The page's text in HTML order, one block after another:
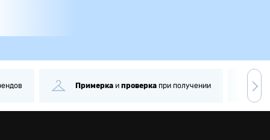
Примерка и проверка при получении